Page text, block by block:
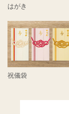
はがき
祝儀袋